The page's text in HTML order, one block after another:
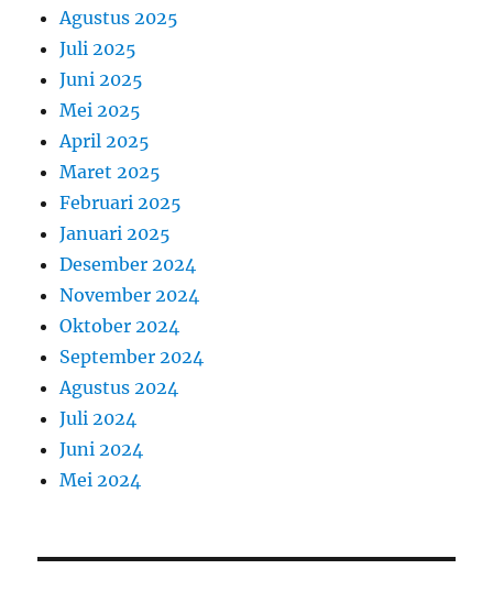
Agustus 2025
Juli 2025
Juni 2025
Mei 2025
April 2025
Maret 2025
Februari 2025
Januari 2025
Desember 2024
November 2024
Oktober 2024
September 2024
Agustus 2024
Juli 2024
Juni 2024
Mei 2024